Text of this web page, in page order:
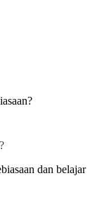
dan belajar